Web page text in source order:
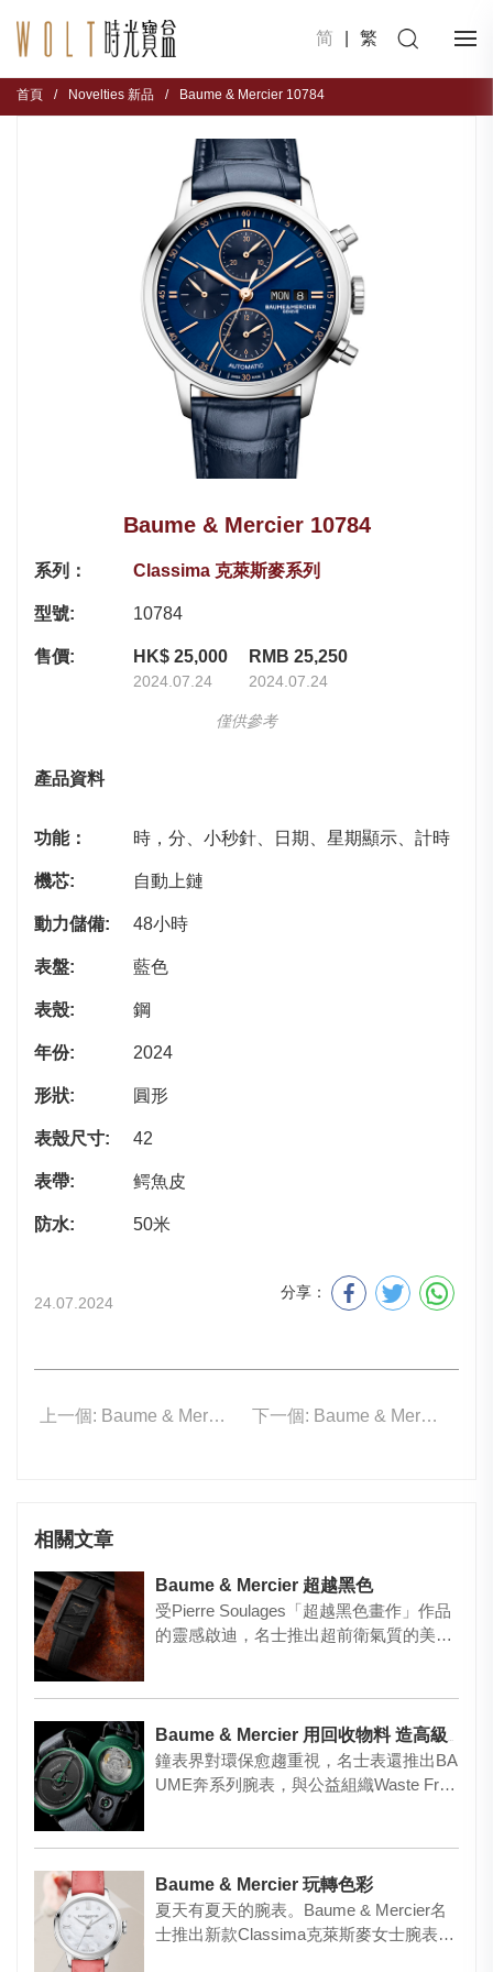
简 繁
首頁 / Novelties 新品 / Baume & Mercier 10784
Baume & Mercier 10784
系列： Classima 克萊斯麥系列
型號: 10784
售價: HK$ 25,000
2024.07.24
RMB 25,250
2024.07.24
僅供參考
產品資料
功能： 時，分、小秒針、日期、星期顯示、計時
機芯: 自動上鏈
動力儲備: 48小時
表盤: 藍色
表殼: 鋼
年份: 2024
形狀: 圓形
表殼尺寸: 42
表帶: 鳄魚皮
防水: 50米
24.07.2024
分享：
上一個: Baume & Mercier 10782 下一個: Baume & Mercier 10758
相關文章
Baume & Mercier 超越黑色
受Pierre Soulages「超越黑色畫作」作品
的靈感啟迪，名士推出超前衛氣質的美學
Baume & Mercier 用回收物料 造高級腕表
鐘表界對環保愈趨重視，名士表還推出BA
UME奔系列腕表，與公益組織Waste Free
Baume & Mercier 玩轉色彩
夏天有夏天的腕表。Baume & Mercier名
士推出新款Classima克萊斯麥女士腕表…